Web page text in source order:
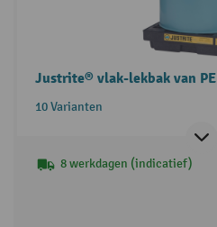
Justrite® vlak-lekbak van PE
10 Varianten
8 werkdagen (indicatief)